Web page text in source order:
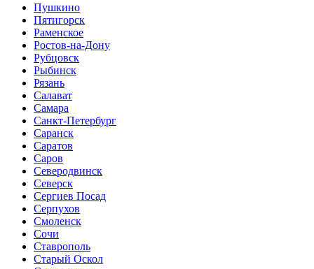
Пушкино
Пятигорск
Раменское
Ростов-на-Дону
Рубцовск
Рыбинск
Рязань
Салават
Самара
Санкт-Петербург
Саранск
Саратов
Саров
Северодвинск
Северск
Сергиев Посад
Серпухов
Смоленск
Сочи
Ставрополь
Старый Оскол